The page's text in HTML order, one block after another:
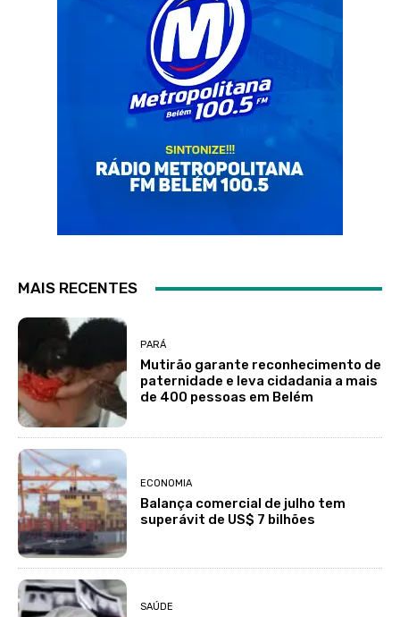
MAIS RECENTES
PARÁ
Mutirão garante reconhecimento de
paternidade e leva cidadania a mais
de 400 pessoas em Belém
ECONOMIA
Balança comercial de julho tem
superávit de US$ 7 bilhões
SAÚDE